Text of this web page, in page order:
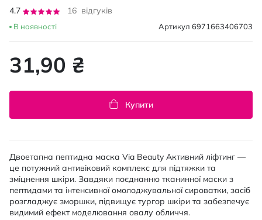
Рейтинг:
4.7
16 відгуків
В наявності Артикул 6971663406703
31,90 ₴
Купити
Двоетапна пептидна маска Via Beauty Активний ліфтинг —
це потужний антивіковий комплекс для підтяжки та
зміцнення шкіри. Завдяки поєднанню тканинної маски з
пептидами та інтенсивної омолоджувальної сироватки, засіб
розгладжує зморшки, підвищує тургор шкіри та забезпечує
видимий ефект моделювання овалу обличчя.